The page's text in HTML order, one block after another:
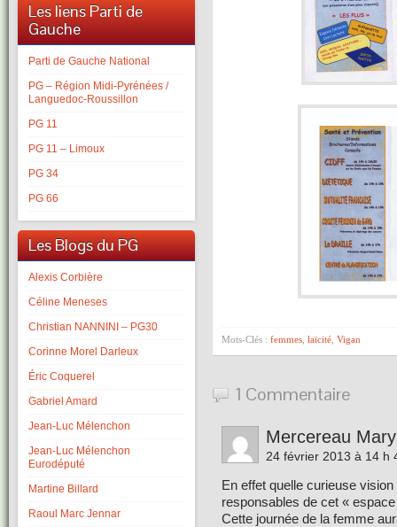
Les liens Parti de
Gauche
Parti de Gauche National
PG – Région Midi-Pyrénées /
Languedoc-Roussillon
PG 11
PG 11 – Limoux
PG 34
PG 66
Les Blogs du PG
Alexis Corbière
Céline Meneses
Christian NANNINI – PG30
Corinne Morel Darleux
Éric Coquerel
Gabriel Amard
Jean-Luc Mélenchon
Jean-Luc Mélenchon
Eurodéputé
Martine Billard
Raoul Marc Jennar
Mots-Clés : femmes laïcité Vigan
1 Commentaire
Mercereau
24 février 2013 à 14 h
En effet quelle curieuse
responsables de cet «
Cette journée de la femme